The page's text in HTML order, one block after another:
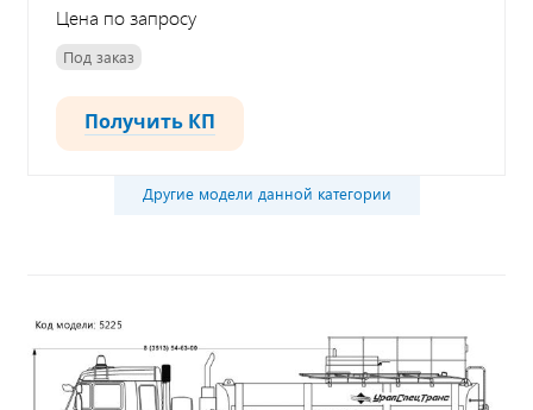
Цена по запросу
Под заказ
Получить КП
Другие модели данной категории